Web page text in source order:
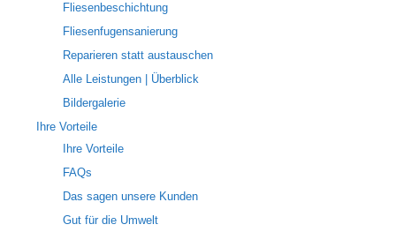
Fliesenbeschichtung
Fliesenfugensanierung
Reparieren statt austauschen
Alle Leistungen | Überblick
Bildergalerie
Ihre Vorteile
Ihre Vorteile
FAQs
Das sagen unsere Kunden
Gut für die Umwelt